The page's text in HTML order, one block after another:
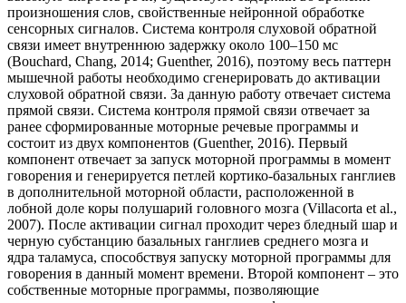
произношения слов, свойственные нейронной обработке
сенсорных сигналов. Система контроля слуховой обратной
связи имеет внутреннюю задержку около 100–150 мс
(Bouchard, Chang, 2014; Guenther, 2016), поэтому весь паттерн
мышечной работы необходимо сгенерировать до активации
слуховой обратной связи. За данную работу отвечает система
прямой связи. Система контроля прямой связи отвечает за
ранее сформированные моторные речевые программы и
состоит из двух компонентов (Guenther, 2016). Первый
компонент отвечает за запуск моторной программы в момент
говорения и генерируется петлей кортико-базальных ганглиев
в дополнительной моторной области, расположенной в
лобной доле коры полушарий головного мозга (Villacorta et al.,
2007). После активации сигнал проходит через бледный шар и
черную субстанцию базальных ганглиев среднего мозга и
ядра таламуса, способствуя запуску моторной программы для
говорения в данный момент времени. Второй компонент – это
собственные моторные программы, позволяющие